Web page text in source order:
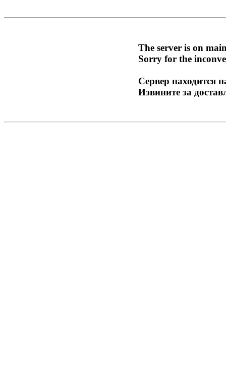
The server is on
Sorry for the
Сервер находится
Извините за